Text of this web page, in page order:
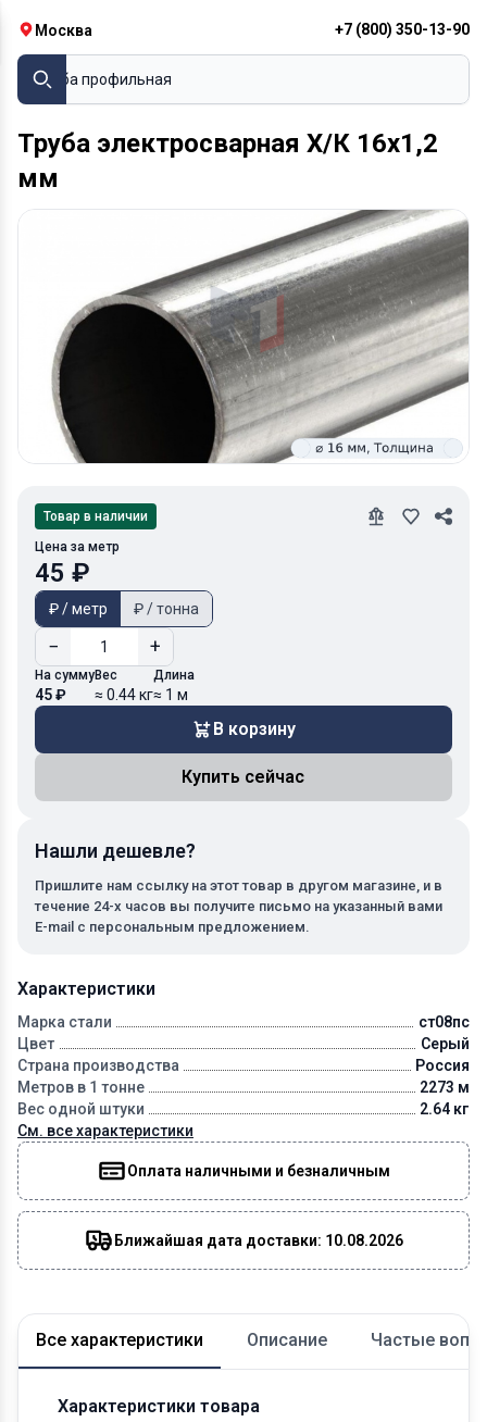
Москва +7 (800) 350-13-90
Труба профильная
Труба электросварная Х/К 16х1,2
мм
Характеристики
Марка стали
ст08пс
Цвет
Серый
Страна производства
Россия
Метров в 1 тонне
2273 м
Вес одной штуки
2.64 кг
См. все характеристики
Оплата наличными и безналичным
Ближайшая дата доставки: 10.08.2026
Товар в наличии
Цена за метр
45 ₽
₽ / метр ₽ / тонна
− +
На сумму
45 ₽
Вес
≈ 0.44 кг
Длина
≈ 1 м
В корзину
Купить сейчас
Нашли дешевле?
Пришлите нам ссылку на этот товар в другом магазине, и в
течение 24-х часов вы получите письмо на указанный вами
E-mail с персональным предложением.
Все характеристики Описание Частые
Характеристики товара